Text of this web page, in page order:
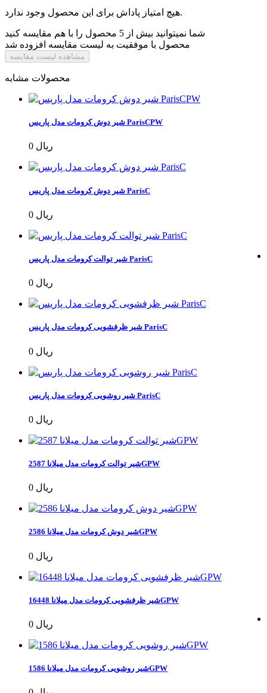
هیچ امتیاز پاداش برای این محصول وجود ندارد.
شما نمیتوانید بیش از 5 محصول را با هم مقایسه کنید
محصول با موفقیت به لیست مقایسه افزوده شد
مشاهده لیست مقایسه
محصولات مشابه
شیر دوش کرومات مدل پاریس ParisCPW
0 ریال
شیر دوش کرومات مدل پاریس ParisC
0 ریال
شیر توالت کرومات مدل پاریس ParisC
0 ریال
شیر ظرفشویی کرومات مدل پاریس ParisC
0 ریال
شیر روشویی کرومات مدل پاریس ParisC
0 ریال
شیر توالت کرومات مدل میلانا 2587GPW
0 ریال
شیر دوش کرومات مدل میلانا 2586GPW
0 ریال
شیر ظرفشویی کرومات مدل میلانا 16448GPW
0 ریال
شیر روشویی کرومات مدل میلانا 1586GPW